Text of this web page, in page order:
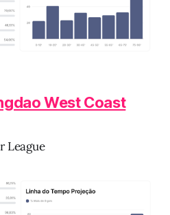
West Coast
League